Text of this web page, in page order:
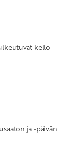
kello
ja -päivän